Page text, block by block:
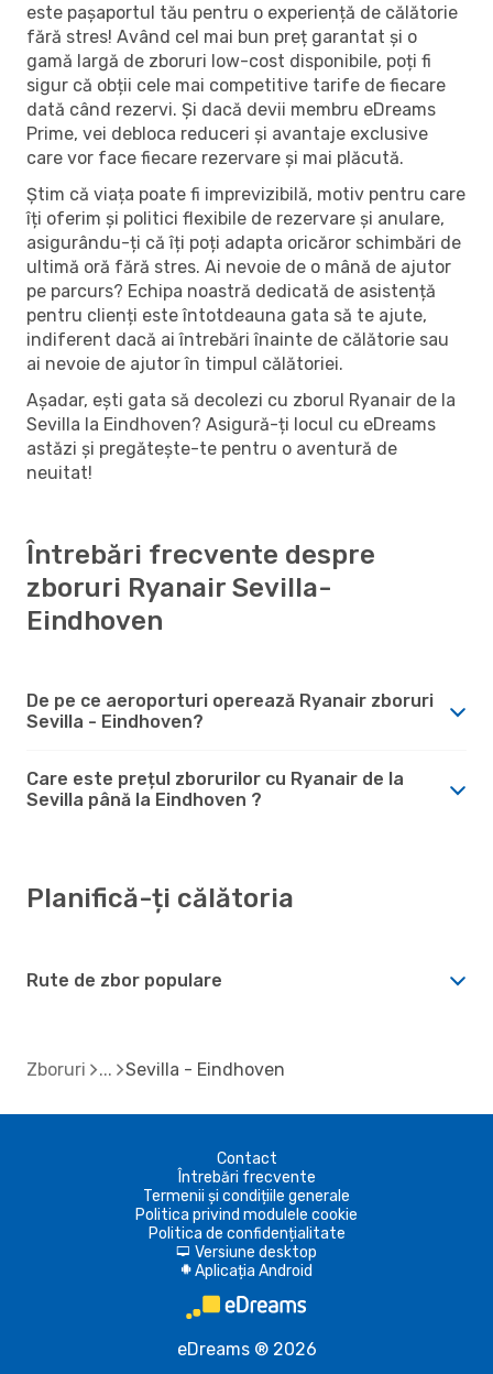
este pașaportul tău pentru o experiență de călătorie
fără stres! Având cel mai bun preț garantat și o
gamă largă de zboruri low-cost disponibile, poți fi
sigur că obții cele mai competitive tarife de fiecare
dată când rezervi. Și dacă devii membru eDreams
Prime, vei debloca reduceri și avantaje exclusive
care vor face fiecare rezervare și mai plăcută.
Știm că viața poate fi imprevizibilă, motiv pentru care
îți oferim și politici flexibile de rezervare și anulare,
asigurându-ți că îți poți adapta oricăror schimbări de
ultimă oră fără stres. Ai nevoie de o mână de ajutor
pe parcurs? Echipa noastră dedicată de asistență
pentru clienți este întotdeauna gata să te ajute,
indiferent dacă ai întrebări înainte de călătorie sau
ai nevoie de ajutor în timpul călătoriei.
Așadar, ești gata să decolezi cu zborul Ryanair de la
Sevilla la Eindhoven? Asigură-ți locul cu eDreams
astăzi și pregătește-te pentru o aventură de
neuitat!
Întrebări frecvente despre
zboruri Ryanair Sevilla-
Eindhoven
De pe ce aeroporturi operează Ryanair zboruri
Sevilla - Eindhoven?
Care este prețul zborurilor cu Ryanair de la
Sevilla până la Eindhoven ?
Planifică-ți călătoria
Rute de zbor populare
Zboruri Sevilla - Eindhoven
Contact
Întrebări frecvente
Termenii și condițiile generale
Politica privind modulele cookie
Politica de confidențialitate
d Versiune desktop
A Aplicația Android
eDreams ® 2026